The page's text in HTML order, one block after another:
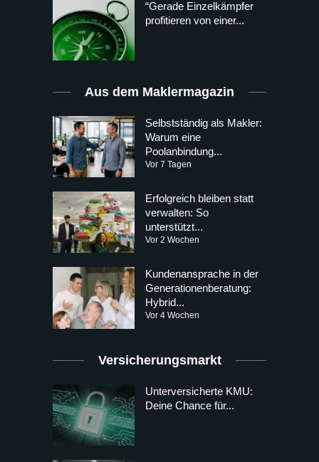
“Gerade Einzelkämpfer
profitieren von einer...
Aus dem Maklermagazin
Selbstständig als Makler:
Warum eine
Poolanbindung...
Vor 7 Tagen
Erfolgreich bleiben statt
verwalten: So
unterstützt...
Vor 2 Wochen
Kundenansprache in der
Generationenberatung:
Hybrid...
Vor 4 Wochen
Versicherungsmarkt
Unterversicherte KMU:
Deine Chance für...